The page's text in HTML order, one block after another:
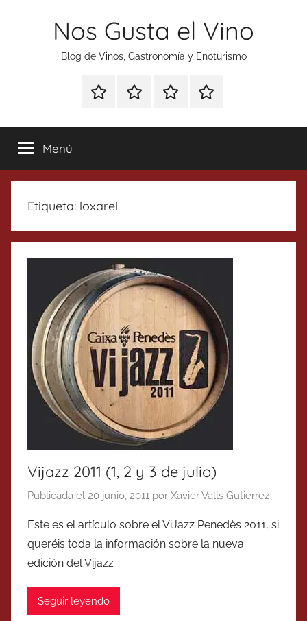
Nos Gusta el Vino
Blog de Vinos, Gastronomía y Enoturismo
Especial
Tonics
Enoturismo
Gastronomía
RankingContacto
Menú
Etiqueta: loxarel
Vijazz 2011 (1, 2 y 3 de julio)
Publicada el 20 junio, 2011 por Xavier Valls Gutierrez
Este es el artículo sobre el ViJazz Penedès 2011, si
queréis toda la información sobre la nueva
edición del Vijazz
Seguir leyendo